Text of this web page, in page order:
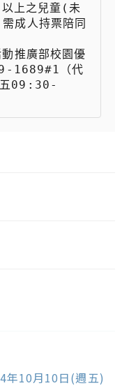
成人持票陪同
1689#1（代
五09:30-
年10月10日(週五)